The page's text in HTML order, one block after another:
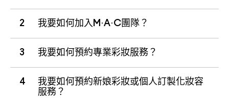
2 我要如何加入M·A·C團隊？
3 我要如何預約專業彩妝服務？
4
我要如何預約新娘彩妝或個人訂製化妝容
服務？